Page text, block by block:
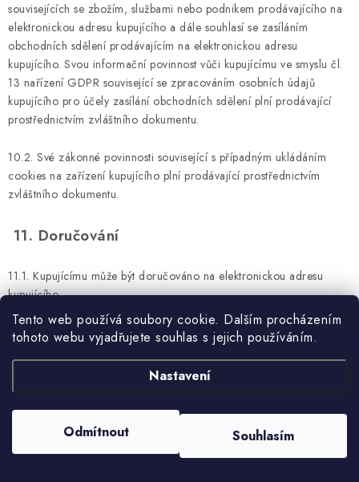
Tento web používá soubory cookie. Dalším procházením
tohoto webu vyjadřujete souhlas s jejich používáním.
Nastavení
Odmítnout Souhlasím
souvisejících se zbožím, službami nebo podnikem prodávajícího na
elektronickou adresu kupujícího a dále souhlasí se zasíláním
obchodních sdělení prodávajícím na elektronickou adresu
kupujícího. Svou informační povinnost vůči kupujícímu ve smyslu čl.
13 nařízení GDPR související se zpracováním osobních údajů
kupujícího pro účely zasílání obchodních sdělení plní prodávající
prostřednictvím zvláštního dokumentu.
10.2. Své zákonné povinnosti související s případným ukládáním
cookies na zařízení kupujícího plní prodávající prostřednictvím
zvláštního dokumentu.
11. Doručování
11.1. Kupujícímu může být doručováno na elektronickou adresu
kupujícího.
Jediná adresa pro doručování reklamací i produktů
JAMAR Jana Marousková, Masarykovo náměstí 22, 58601
Jihlava, tel. 725443888, info@auto-jamar.cz
12. Závěrečná ustanovení